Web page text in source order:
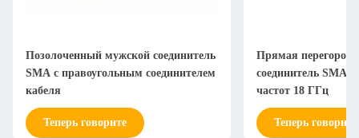
Позолоченный мужской соединитель
SMA с правоугольным соединителем
кабеля
Теперь говорите
Прямая
соединитель SMA
частот 18 ГГц
Теперь говорите